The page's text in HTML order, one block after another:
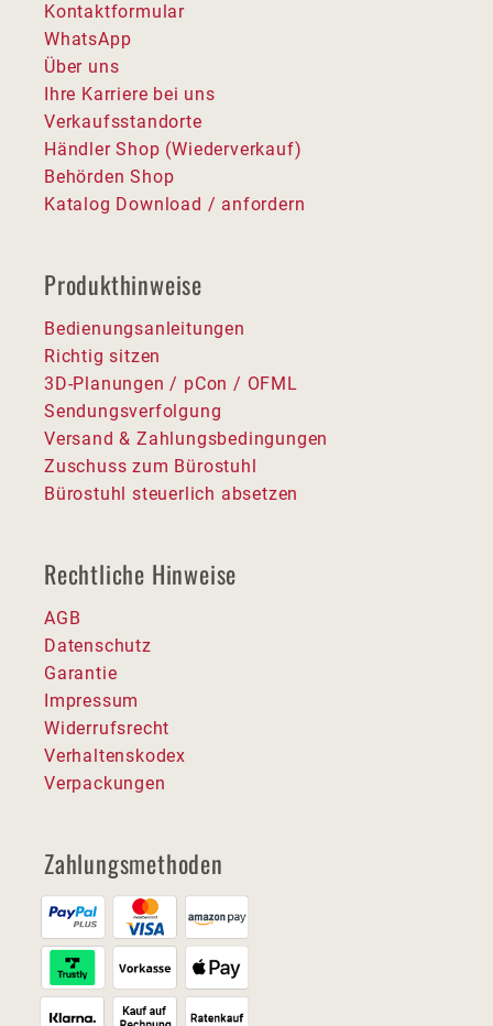
Kontaktformular
WhatsApp
Über uns
Ihre Karriere bei uns
Verkaufsstandorte
Händler Shop (Wiederverkauf)
Behörden Shop
Katalog Download / anfordern
Produkthinweise
Bedienungsanleitungen
Richtig sitzen
3D-Planungen / pCon / OFML
Sendungsverfolgung
Versand & Zahlungsbedingungen
Zuschuss zum Bürostuhl
Bürostuhl steuerlich absetzen
Rechtliche Hinweise
AGB
Datenschutz
Garantie
Impressum
Widerrufsrecht
Verhaltenskodex
Verpackungen
Zahlungsmethoden